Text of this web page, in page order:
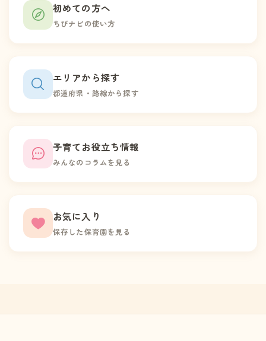
初めての方へ
ちびナビの使い方
エリアから探す
都道府県・路線から探す
子育てお役立ち情報
みんなのコラムを見る
お気に入り
保存した保育園を見る